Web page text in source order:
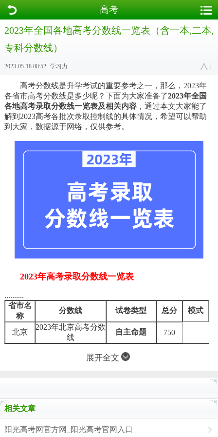
高考
2023年全国各地高考分数线一览表（含一本,二本,
专科分数线）
2023-05-18 08:52 学习力
高考分数线是升学考试的重要参考之一，那么，2023年
各省市高考分数线是多少呢？下面为大家准备了2023年全国
各地高考录取分数线一览表及相关内容，通过本文大家能了
解到2023高考各批次录取控制线的具体情况，希望可以帮助
到大家，数据源于网络，仅供参考。
2023年高考录取分数线一览表
..........
省市名
称
分数线 试卷类型 总分 模式
北京
2023年北京高考分数
线
自主命题 750
展开全文
相关文章
阳光高考网官方网_阳光高考官网入口